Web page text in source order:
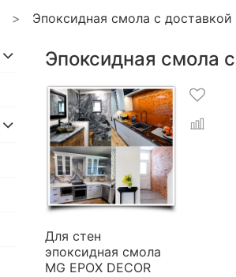
Эпоксидная смола с доставкой
Эпоксидная смола
Для стен
эпоксидная смола
MG EPOX DECOR